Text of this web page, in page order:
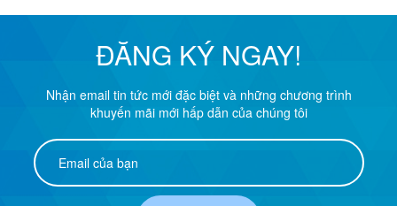
ĐĂNG KÝ NGAY!
Nhận email tin tức mới đặc biệt và những chương trình
khuyến mãi mới hấp dẫn của chúng tôi